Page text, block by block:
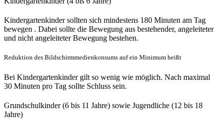
Kindergartenkinder sollten sich mindestens 180 Minuten am Tag
bewegen . Dabei sollte die Bewegung aus bestehender, angeleiteter
und nicht angeleiteter Bewegung bestehen.
Reduktion des Bildschirmmedienkonsums auf ein Minimum heißt
Bei Kindergartenkinder gilt so wenig wie möglich. Nach maximal
30 Minuten pro Tag sollte Schluss sein.
Grundschulkinder (6 bis 11 Jahre) sowie Jugendliche (12 bis 18
Jahre)